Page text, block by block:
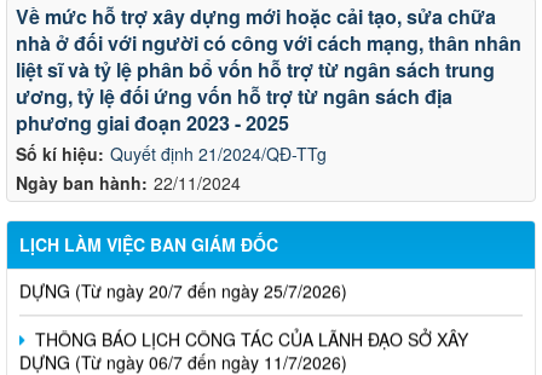
Số kí hiệu: Quyết định 21/2024/QĐ-TTg
Ngày ban hành: 22/11/2024
Về mức hỗ trợ xây dựng mới hoặc cải tạo, sửa chữa
nhà ở đối với người có công với cách mạng, thân nhân
liệt sĩ và tỷ lệ phân bổ vốn hỗ trợ từ ngân sách trung
ương, tỷ lệ đối ứng vốn hỗ trợ từ ngân sách địa
phương giai đoạn 2023 - 2025
LỊCH LÀM VIỆC BAN GIÁM ĐỐC
LỊCH CÔNG TÁC CỦA LÃNH ĐẠO SỞ XÂY DỰNG (Từ ngày
03/8 đến ngày 08/8/2026)
THÔNG BÁO LỊCH CÔNG TÁC CỦA LÃNH ĐẠO SỞ XÂY
THÔNG BÁO LỊCH CÔNG TÁC CỦA LÃNH ĐẠO SỞ XÂY
DỰNG (Từ ngày 20/7 đến ngày 25/7/2026)
THÔNG BÁO LỊCH CÔNG TÁC CỦA LÃNH ĐẠO SỞ XÂY
DỰNG (Từ ngày 06/7 đến ngày 11/7/2026)